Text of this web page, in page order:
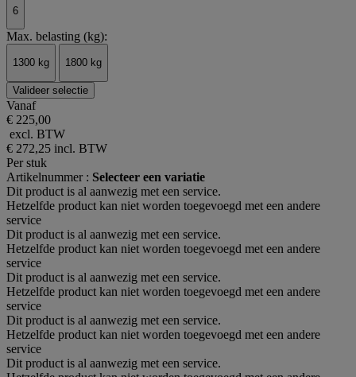
6
Max. belasting (kg):
1300 kg 1800 kg
Valideer selectie
Vanaf
€ 225,00
excl. BTW
€ 272,25 incl. BTW
Per stuk
Artikelnummer : Selecteer een variatie
Dit product is al aanwezig met een service.
Hetzelfde product kan niet worden toegevoegd met een andere
service
Dit product is al aanwezig met een service.
Hetzelfde product kan niet worden toegevoegd met een andere
service
Dit product is al aanwezig met een service.
Hetzelfde product kan niet worden toegevoegd met een andere
service
Dit product is al aanwezig met een service.
Hetzelfde product kan niet worden toegevoegd met een andere
service
Dit product is al aanwezig met een service.